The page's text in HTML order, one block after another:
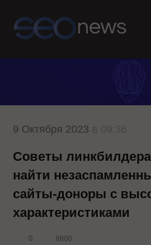
9 Октября 2023
Советы
найти
сайты-доноры с
характеристиками
0 8800